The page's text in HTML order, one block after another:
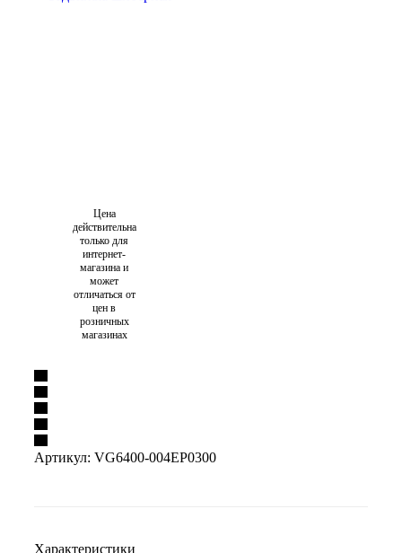
Цена
действительна
только для
интернет-
магазина и
может
отличаться от
цен в
розничных
магазинах
Артикул: VG6400-004EP0300
Характеристики